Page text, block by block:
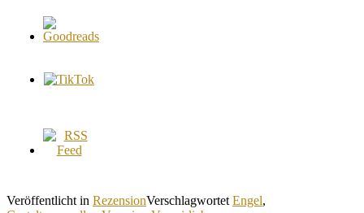
Veröffentlicht in RezensionVerschlagwortet Engel,